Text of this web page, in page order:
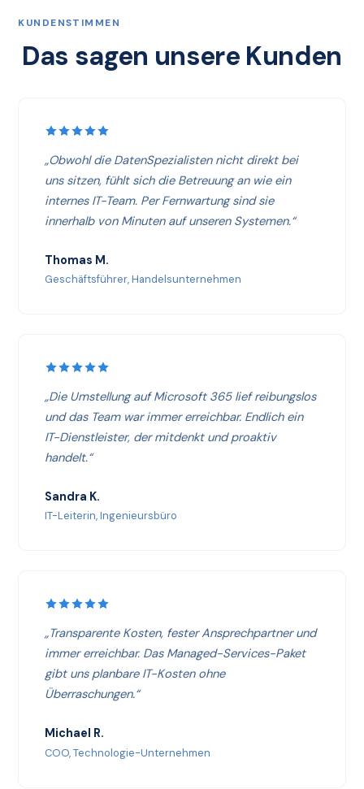
KUNDENSTIMMEN
Das sagen unsere Kunden
„Obwohl die DatenSpezialisten nicht direkt bei
uns sitzen, fühlt sich die Betreuung an wie ein
internes IT-Team. Per Fernwartung sind sie
innerhalb von Minuten auf unseren Systemen.“
Thomas M.
Geschäftsführer, Handelsunternehmen
„Die Umstellung auf Microsoft 365 lief reibungslos
und das Team war immer erreichbar. Endlich ein
IT-Dienstleister, der mitdenkt und proaktiv
handelt.“
Sandra K.
IT-Leiterin, Ingenieursbüro
„Transparente Kosten, fester Ansprechpartner und
immer erreichbar. Das Managed-Services-Paket
gibt uns planbare IT-Kosten ohne
Überraschungen.“
Michael R.
COO, Technologie-Unternehmen